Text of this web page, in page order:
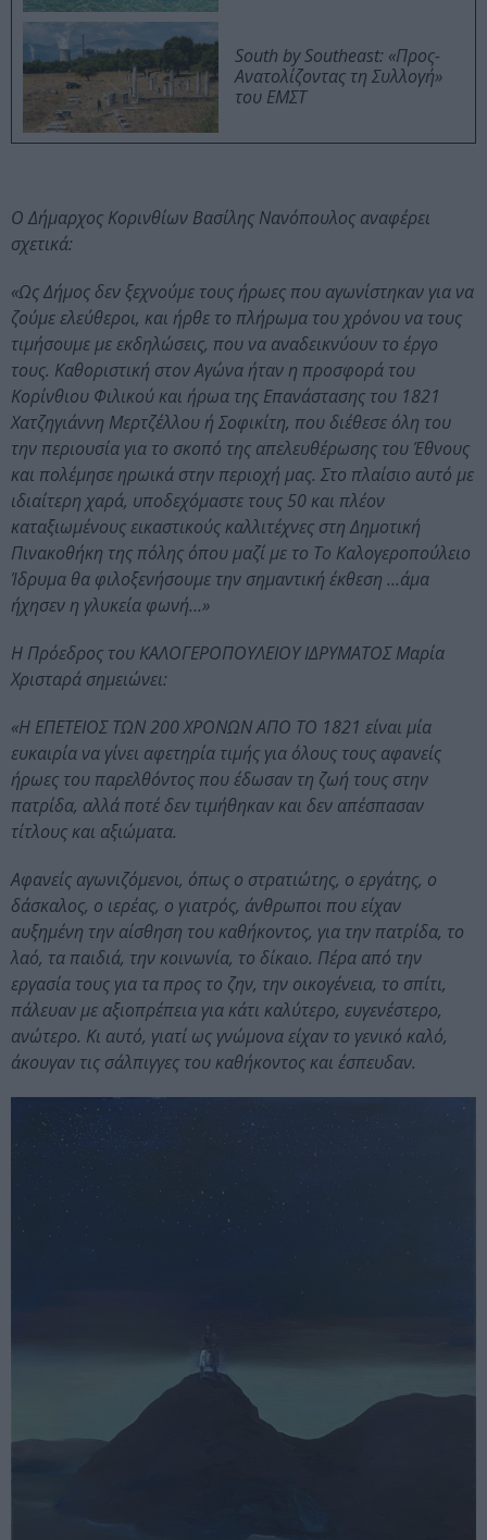
South by Southeast: «Προς-
Ανατολίζοντας τη Συλλογή»
του ΕΜΣΤ
Ο Δήμαρχος Κορινθίων Βασίλης Νανόπουλος αναφέρει
σχετικά:
«Ως Δήμος δεν ξεχνούμε τους ήρωες που αγωνίστηκαν για να
ζούμε ελεύθεροι, και ήρθε το πλήρωμα του χρόνου να τους
τιμήσουμε με εκδηλώσεις, που να αναδεικνύουν το έργο
τους. Καθοριστική στον Αγώνα ήταν η προσφορά του
Κορίνθιου Φιλικού και ήρωα της Επανάστασης του 1821
Χατζηγιάννη Μερτζέλλου ή Σοφικίτη, που διέθεσε όλη του
την περιουσία για το σκοπό της απελευθέρωσης του Έθνους
και πολέμησε ηρωικά στην περιοχή μας. Στο πλαίσιο αυτό με
ιδιαίτερη χαρά, υποδεχόμαστε τους 50 και πλέον
καταξιωμένους εικαστικούς καλλιτέχνες στη Δημοτική
Πινακοθήκη της πόλης όπου μαζί με το Το Καλογεροπούλειο
Ίδρυμα θα φιλοξενήσουμε την σημαντική έκθεση …άμα
ήχησεν η γλυκεία φωνή…»
Η Πρόεδρος του ΚΑΛΟΓΕΡΟΠΟΥΛΕΙΟΥ ΙΔΡΥΜΑΤΟΣ Μαρία
Χρισταρά σημειώνει:
«Η ΕΠΕΤΕΙΟΣ ΤΩΝ 200 ΧΡΟΝΩΝ ΑΠΟ ΤΟ 1821 είναι μία
ευκαιρία να γίνει αφετηρία τιμής για όλους τους αφανείς
ήρωες του παρελθόντος που έδωσαν τη ζωή τους στην
πατρίδα, αλλά ποτέ δεν τιμήθηκαν και δεν απέσπασαν
τίτλους και αξιώματα.
Αφανείς αγωνιζόμενοι, όπως ο στρατιώτης, ο εργάτης, ο
δάσκαλος, ο ιερέας, ο γιατρός, άνθρωποι που είχαν
αυξημένη την αίσθηση του καθήκοντος, για την πατρίδα, το
λαό, τα παιδιά, την κοινωνία, το δίκαιο. Πέρα από την
εργασία τους για τα προς το ζην, την οικογένεια, το σπίτι,
πάλευαν με αξιοπρέπεια για κάτι καλύτερο, ευγενέστερο,
ανώτερο. Κι αυτό, γιατί ως γνώμονα είχαν το γενικό καλό,
άκουγαν τις σάλπιγγες του καθήκοντος και έσπευδαν.